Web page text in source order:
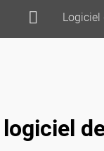
Logiciel